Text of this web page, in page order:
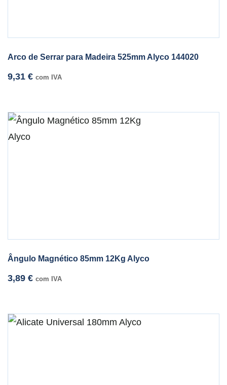
Arco de Serrar para Madeira 525mm Alyco 144020
9,31 € com IVA
Ângulo Magnético 85mm 12Kg Alyco
3,89 € com IVA